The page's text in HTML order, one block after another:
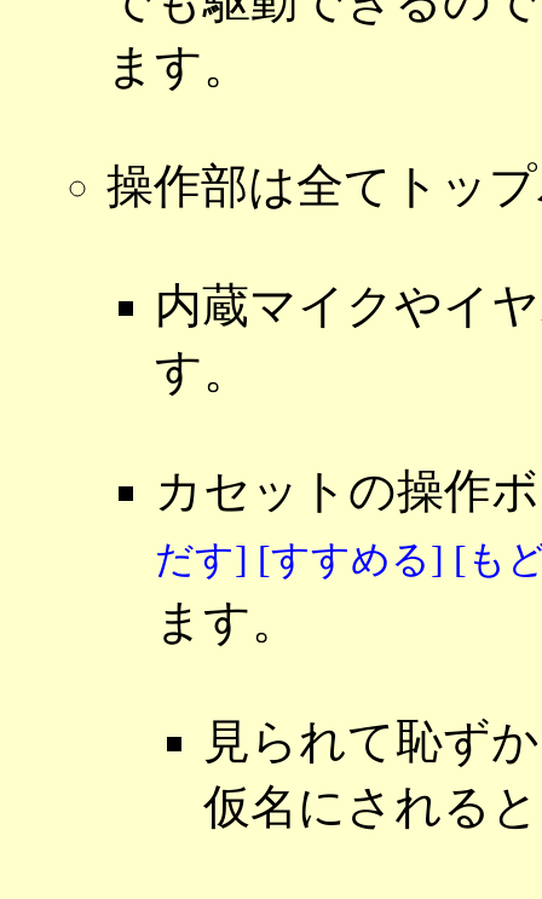
ます。
操作部は全てトッ
内蔵マイクやイ
す。
カセットの操作
だす] [すすめる] [も
ます。
見られて恥ず
仮名にされる